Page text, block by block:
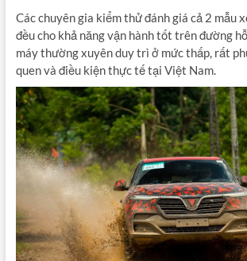
Các chuyên gia kiểm thử đánh giá cả 2 mẫu
đều cho khả năng vận hành tốt trên đường
máy thường xuyên duy trì ở mức thấp, rất
quen và điều kiện thực tế tại Việt Nam.